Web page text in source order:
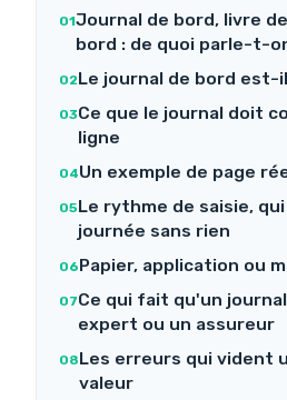
Journal de bord, livre
bord : de quoi parle-t-
Le journal de bord est-
Ce que le journal doit
ligne
Un exemple de page
Le rythme de saisie,
journée sans rien
Papier, application ou
Ce qui fait qu'un
expert ou un assureur
Les erreurs qui vident
valeur